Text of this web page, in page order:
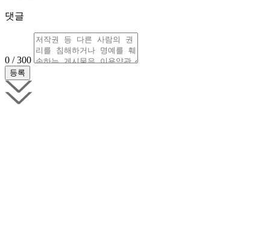
댓글
0 / 300